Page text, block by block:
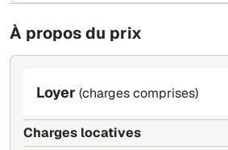
À propos du prix
Loyer (charges comprises)
Charges locatives